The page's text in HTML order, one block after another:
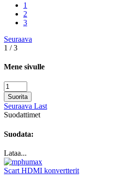
1
2
3
Seuraava
1 / 3
Mene sivulle
Suorita
Seuraava Last
Suodattimet
Suodata:
Lataa...
Scart HDMI konvertterit